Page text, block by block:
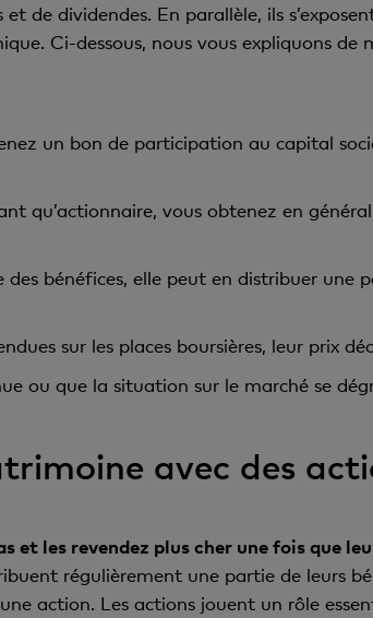
de dividendes. En parallèle, ils
Ci-dessous, nous vous expliquons de
un bon de participation au capital
qu’actionnaire, vous obtenez en
des bénéfices, elle peut en distribuer
sur les places boursières, leur prix
ou que la situation sur le marché se
avec des
et les revendez plus cher une fois que
régulièrement une partie de leurs
action. Les actions jouent un rôle